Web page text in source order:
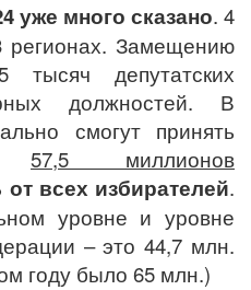
уже много сказано. 4
регионах. Замещению
депутатских
должностей. В
смогут принять
57,5 миллионов
от всех избирателей.
уровне и уровне
– это 44,7 млн.
году было 65 млн.)